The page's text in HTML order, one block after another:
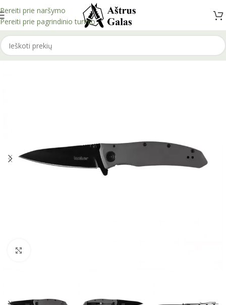
Pereiti prie naršymo
Pereiti prie pagrindinio turinio